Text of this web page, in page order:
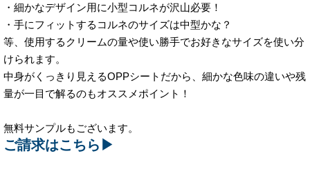
・細かなデザイン用に小型コルネが沢山必要！
・手にフィットするコルネのサイズは中型かな？
等、使用するクリームの量や使い勝手でお好きなサイズを使い分
けられます。
中身がくっきり見えるOPPシートだから、細かな色味の違いや残
量が一目で解るのもオススメポイント！
無料サンプルもございます。
ご請求はこちら▶